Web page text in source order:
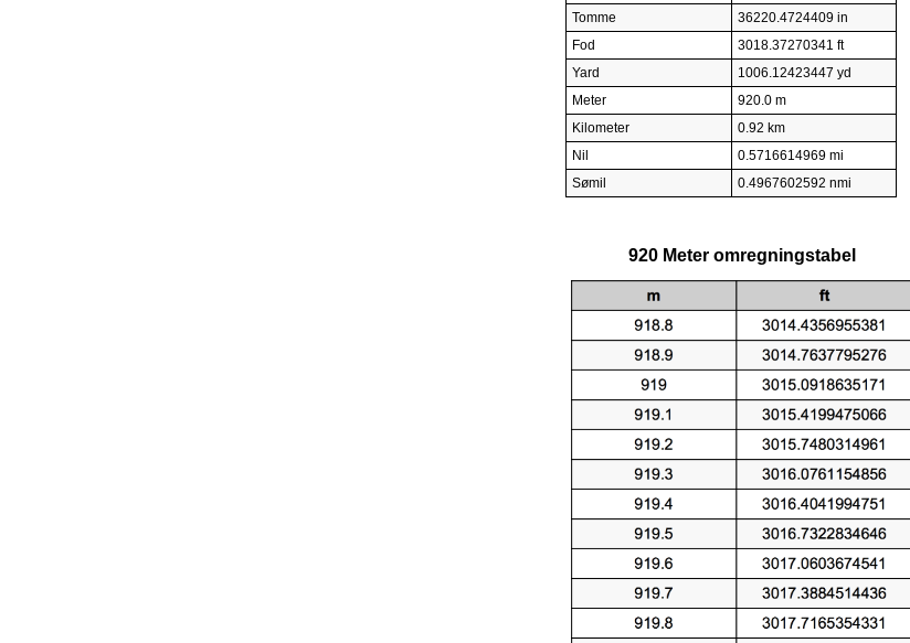
Tomme
36220.4724409 in
Fod
3018.37270341 ft
Yard
1006.12423447 yd
Meter
920.0 m
Kilometer
0.92 km
Nil
0.5716614969 mi
Sømil
0.4967602592 nmi
920 Meter omregningstabel